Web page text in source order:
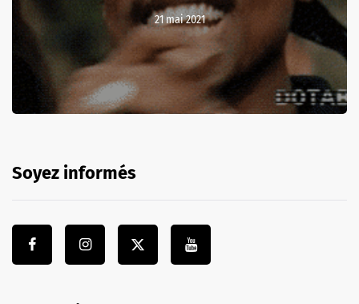
21 mai 2021
Soyez informés